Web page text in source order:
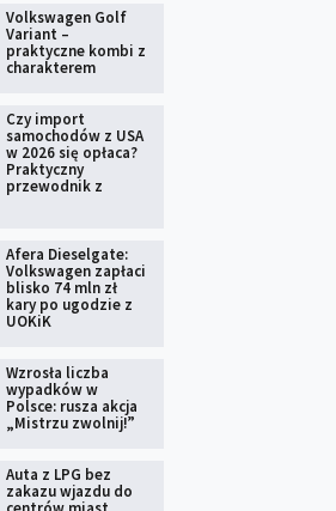
Volkswagen Golf
Variant –
praktyczne kombi z
charakterem
Czy import
samochodów z USA
w 2026 się opłaca?
Praktyczny
przewodnik z
Afera Dieselgate:
Volkswagen zapłaci
blisko 74 mln zł
kary po ugodzie z
UOKiK
Wzrosła liczba
wypadków w
Polsce: rusza akcja
„Mistrzu zwolnij!”
Auta z LPG bez
zakazu wjazdu do